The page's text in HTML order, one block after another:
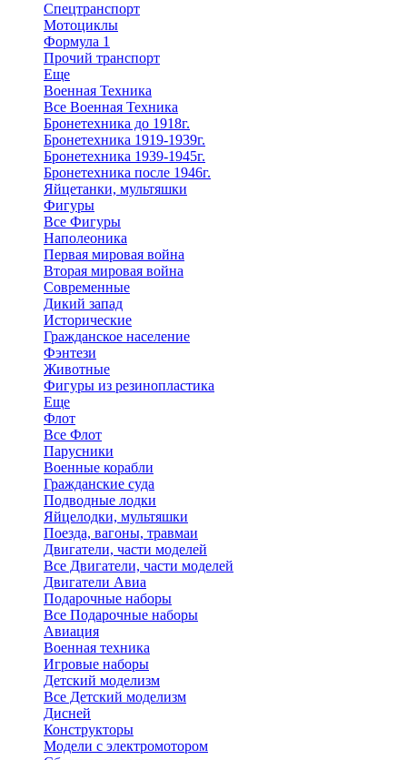
Спецтранспорт
Мотоциклы
Формула 1
Прочий транспорт
Еще
Военная Техника
Все Военная Техника
Бронетехника до 1918г.
Бронетехника 1919-1939г.
Бронетехника 1939-1945г.
Бронетехника после 1946г.
Яйцетанки, мультяшки
Фигуры
Все Фигуры
Наполеоника
Первая мировая война
Вторая мировая война
Современные
Дикий запад
Исторические
Гражданское население
Фэнтези
Животные
Фигуры из резинопластика
Еще
Флот
Все Флот
Парусники
Военные корабли
Гражданские суда
Подводные лодки
Яйцелодки, мультяшки
Поезда, вагоны, травмаи
Двигатели, части моделей
Все Двигатели, части моделей
Двигатели Авиа
Подарочные наборы
Все Подарочные наборы
Авиация
Военная техника
Игровые наборы
Детский моделизм
Все Детский моделизм
Дисней
Конструкторы
Модели с электромотором